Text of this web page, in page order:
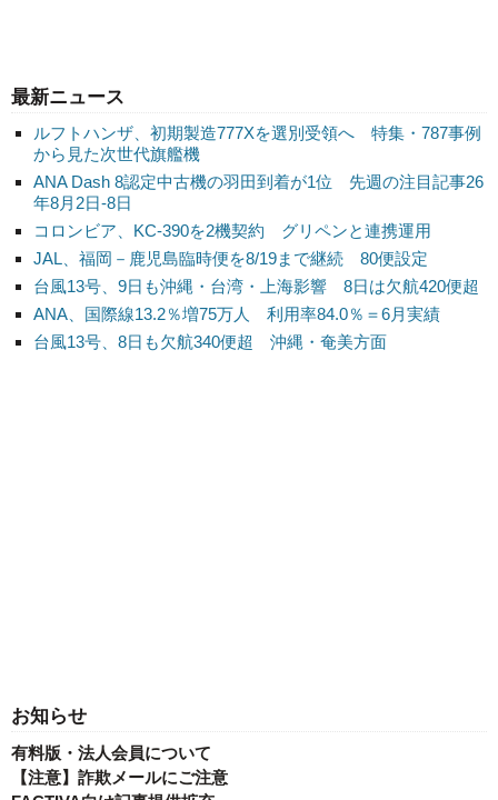
最新ニュース
ルフトハンザ、初期製造777Xを選別受領へ 特集・787事例
から見た次世代旗艦機
ANA Dash 8認定中古機の羽田到着が1位 先週の注目記事26
年8月2日-8日
コロンビア、KC-390を2機契約 グリペンと連携運用
JAL、福岡－鹿児島臨時便を8/19まで継続 80便設定
台風13号、9日も沖縄・台湾・上海影響 8日は欠航420便超
ANA、国際線13.2％増75万人 利用率84.0％＝6月実績
台風13号、8日も欠航340便超 沖縄・奄美方面
お知らせ
有料版・法人会員について
【注意】詐欺メールにご注意